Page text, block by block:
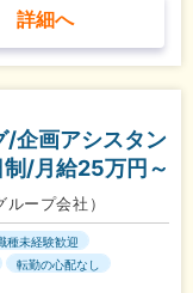
詳細へ
/企画アシスタン
/月給25万円～
ープ会社）
種未経験歓迎
転勤の心配なし